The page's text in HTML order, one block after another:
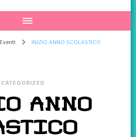
INIZIO ANNO SCOLASTICO
ANNO